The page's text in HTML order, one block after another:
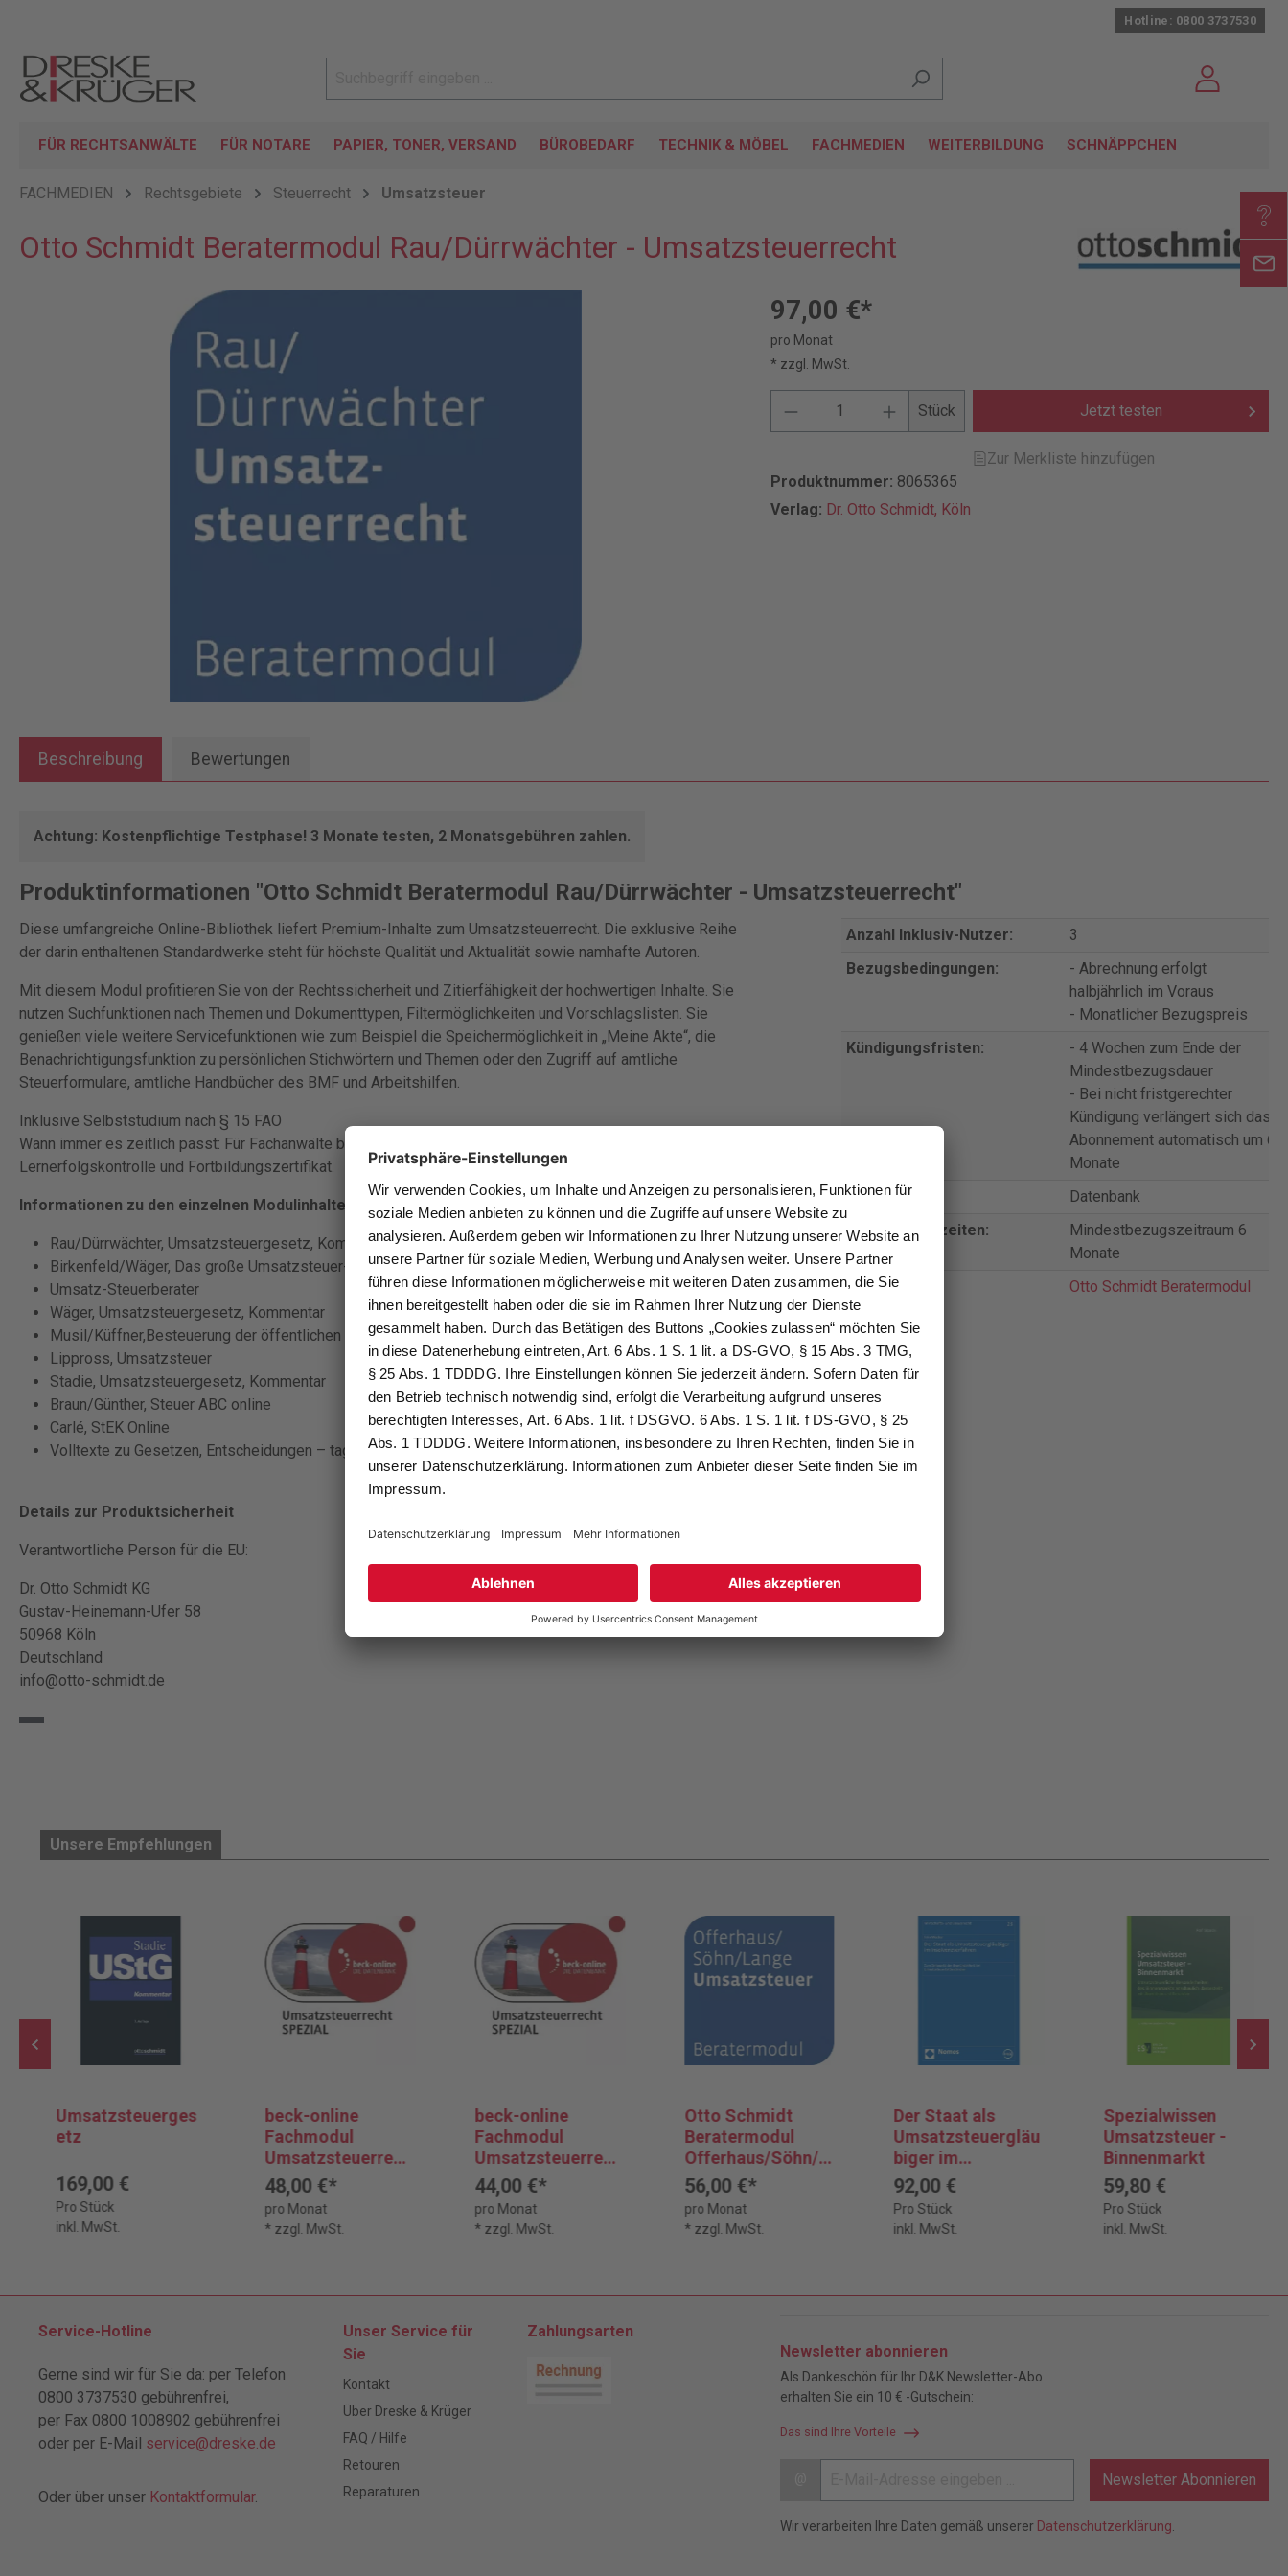
Hotline: 0800 3737530
FÜR RECHTSANWÄLTE FÜR NOTARE PAPIER, TONER, VERSAND BÜROBEDARF TECHNIK & MÖBEL FACHMEDIEN WEITERBILDUNG SCHNÄPPCHEN
FACHMEDIEN Rechtsgebiete Steuerrecht Umsatzsteuer
Otto Schmidt Beratermodul Rau/Dürrwächter - Umsatzsteuerrecht
97,00 €*
pro Monat
* zzgl. MwSt.
Stück Jetzt testen
Zur Merkliste hinzufügen
Produktnummer: 8065365
Verlag: Dr. Otto Schmidt, Köln
Beschreibung Bewertungen
Achtung: Kostenpflichtige Testphase! 3 Monate testen, 2 Monatsgebühren zahlen.
Produktinformationen "Otto Schmidt Beratermodul Rau/Dürrwächter - Umsatzsteuerrecht"
Diese umfangreiche Online-Bibliothek liefert Premium-Inhalte zum Umsatzsteuerrecht. Die exklusive Reihe
der darin enthaltenen Standardwerke steht für höchste Qualität und Aktualität sowie namhafte Autoren.
Mit diesem Modul profitieren Sie von der Rechtssicherheit und Zitierfähigkeit der hochwertigen Inhalte. Sie
nutzen Suchfunktionen nach Themen und Dokumenttypen, Filtermöglichkeiten und Vorschlagslisten. Sie
genießen viele weitere Servicefunktionen wie zum Beispiel die Speichermöglichkeit in „Meine Akte“, die
Benachrichtigungsfunktion zu persönlichen Stichwörtern und Themen oder den Zugriff auf amtliche
Steuerformulare, amtliche Handbücher des BMF und Arbeitshilfen.
Inklusive Selbststudium nach § 15 FAO
Wann immer es zeitlich passt: Für Fachanwälte bietet das Beratermodul Beiträge zum Selbststudium mit
Lernerfolgskontrolle und Fortbildungszertifikat.
Informationen zu den einzelnen Modulinhalten:
Rau/Dürrwächter, Umsatzsteuergesetz, Kommentar
Birkenfeld/Wäger, Das große Umsatzsteuer-Handbuch
Umsatz-Steuerberater
Wäger, Umsatzsteuergesetz, Kommentar
Musil/Küffner,Besteuerung der öffentlichen Hand
Lippross, Umsatzsteuer
Stadie, Umsatzsteuergesetz, Kommentar
Braun/Günther, Steuer ABC online
Carlé, StEK Online
Volltexte zu Gesetzen, Entscheidungen – tagesaktuell
Details zur Produktsicherheit
Verantwortliche Person für die EU:
Dr. Otto Schmidt KG
Gustav-Heinemann-Ufer 58
50968 Köln
Deutschland
info@otto-schmidt.de
Anzahl Inklusiv-Nutzer:
3
Bezugsbedingungen:
- Abrechnung erfolgt
halbjährlich im Voraus
- Monatlicher Bezugspreis
Kündigungsfristen:
- 4 Wochen zum Ende der
Mindestbezugsdauer
- Bei nicht fristgerechter
Kündigung verlängert sich das
Abonnement automatisch um 6
Monate
Produkttyp:
Datenbank
Vertragslaufzeiten:
Mindestbezugszeitraum 6
Monate
Reihentitel:
Otto Schmidt Beratermodul
Unsere Empfehlungen
Umsatzsteuerges
etz
169,00 €
Pro Stück
inkl. MwSt.
beck-online
Fachmodul
Umsatzsteuerrech
t SPEZIAL
48,00 €*
pro Monat
* zzgl. MwSt.
beck-online
Fachmodul
Umsatzsteuerrech
t SPEZIAL -
Vorzugspreis
44,00 €*
pro Monat
* zzgl. MwSt.
Otto Schmidt
Beratermodul
Offerhaus/Söhn/L
ange
Umsatzsteuer
56,00 €*
pro Monat
* zzgl. MwSt.
Der Staat als
Umsatzsteuergläu
biger im
Insolvenzverfahre
n
92,00 €
Pro Stück
inkl. MwSt.
Spezialwissen
Umsatzsteuer -
Binnenmarkt
59,80 €
Pro Stück
inkl. MwSt.
Service-Hotline
Gerne sind wir für Sie da: per Telefon
0800 3737530 gebührenfrei,
per Fax 0800 1008902 gebührenfrei
oder per E-Mail service@dreske.de
Oder über unser Kontaktformular.
Unser Service für
Sie
Kontakt
Über Dreske & Krüger
FAQ / Hilfe
Retouren
Reparaturen
Zahlungsarten
Newsletter abonnieren
Als Dankeschön für Ihr D&K Newsletter-Abo
erhalten Sie ein 10 € -Gutschein:
Das sind Ihre Vorteile
Newsletter Abonnieren
Wir verarbeiten Ihre Daten gemäß unserer Datenschutzerklärung